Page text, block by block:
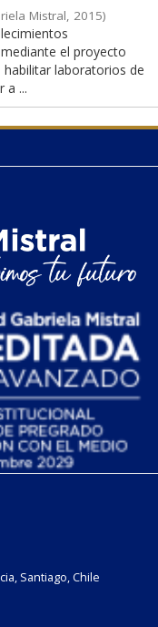
Mistral, 2015)
el proyecto
habilitar laboratorios de
a ...
Santiago, Chile